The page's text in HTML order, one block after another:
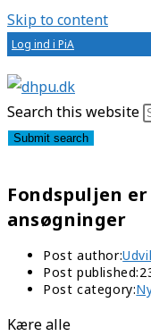
Skip to content
Log ind i PiA
Search this website
Submit search
Fondspuljen
ansøgninger
Post author:
Post published:
Post category:
Kære alle